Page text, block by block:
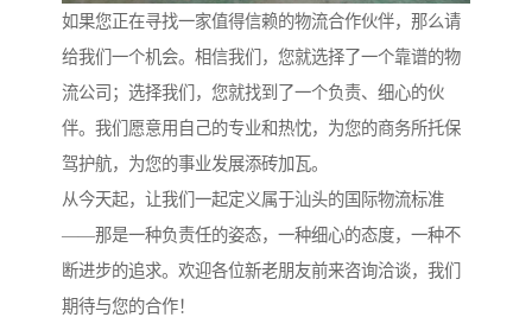
如果您正在寻找一家值得信赖的物流合作伙伴，那么请
给我们一个机会。相信我们，您就选择了一个靠谱的物
流公司；选择我们，您就找到了一个负责、细心的伙
伴。我们愿意用自己的专业和热忱，为您的商务所托保
驾护航，为您的事业发展添砖加瓦。
从今天起，让我们一起定义属于汕头的国际物流标准
——那是一种负责任的姿态，一种细心的态度，一种不
断进步的追求。欢迎各位新老朋友前来咨询洽谈，我们
期待与您的合作！